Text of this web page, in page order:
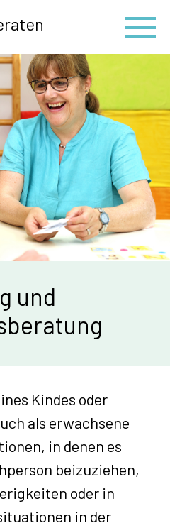
und
Kindes oder
als erwachsene
in denen es
beizuziehen,
oder in
in der